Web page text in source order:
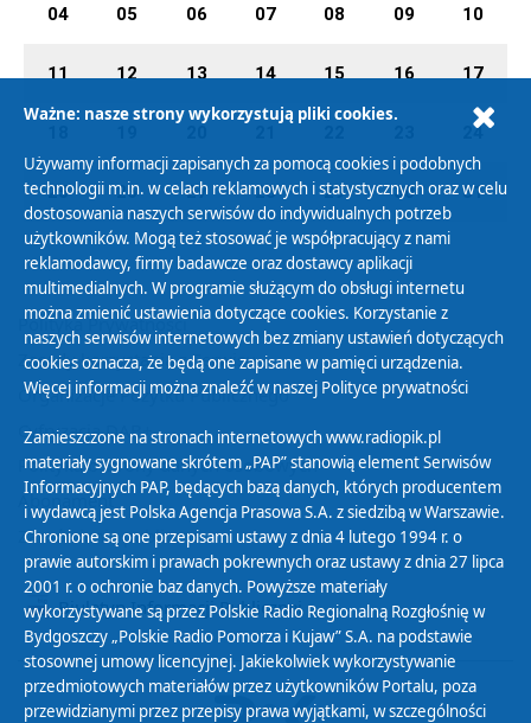
04 05 06 07 08 09 10
11 12 13 14 15 16 17
24
25 26 27 28 29 30 31
Polityka Prywatności
Zasady korzystania z Serwisu
Organizacje Pożytku Publicznego
Cyfryzacja DAB+
Polityka ochrony danych osobowych
Abonament
Zamówienia publiczne
Biuletyn Informacji Publicznej
Ważne: nasze strony wykorzystują pliki cookies.
Używamy informacji zapisanych za pomocą cookies i podobnych
technologii m.in. w celach reklamowych i statystycznych oraz w celu
dostosowania naszych serwisów do indywidualnych potrzeb
użytkowników. Mogą też stosować je współpracujący z nami
reklamodawcy, firmy badawcze oraz dostawcy aplikacji
multimedialnych. W programie służącym do obsługi internetu
można zmienić ustawienia dotyczące cookies. Korzystanie z
naszych serwisów internetowych bez zmiany ustawień dotyczących
cookies oznacza, że będą one zapisane w pamięci urządzenia.
Więcej informacji można znaleźć w naszej Polityce prywatności
Zamieszczone na stronach internetowych www.radiopik.pl
materiały sygnowane skrótem „PAP” stanowią element Serwisów
Informacyjnych PAP, będących bazą danych, których producentem
i wydawcą jest Polska Agencja Prasowa S.A. z siedzibą w Warszawie.
Chronione są one przepisami ustawy z dnia 4 lutego 1994 r. o
prawie autorskim i prawach pokrewnych oraz ustawy z dnia 27 lipca
2001 r. o ochronie baz danych. Powyższe materiały
wykorzystywane są przez Polskie Radio Regionalną Rozgłośnię w
Bydgoszczy „Polskie Radio Pomorza i Kujaw” S.A. na podstawie
stosownej umowy licencyjnej. Jakiekolwiek wykorzystywanie
przedmiotowych materiałów przez użytkowników Portalu, poza
przewidzianymi przez przepisy prawa wyjątkami, w szczególności